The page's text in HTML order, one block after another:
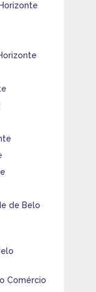
de Belo
Comércio